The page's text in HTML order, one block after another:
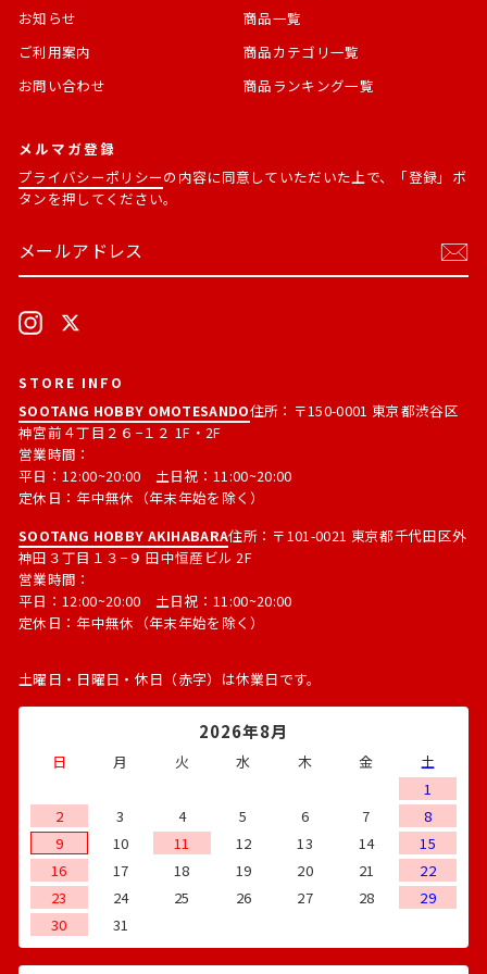
お知らせ
ご利用案内
お問い合わせ
商品一覧
商品カテゴリ一覧
商品ランキング一覧
メルマガ登録
プライバシーポリシーの内容に同意していただいた上で、「登録」ボ
タンを押してください。
ー
レ
ス
読
Instagram
STORE INFO
SOOTANG HOBBY OMOTESANDO住所：〒150-0001 東京都渋谷区
神宮前４丁目２６−１２ 1F・2F
営業時間：
平日：12:00~20:00 土日祝：11:00~20:00
定休日：年中無休（年末年始を除く）
SOOTANG HOBBY AKIHABARA住所：〒101-0021 東京都千代田区外
神田３丁目１３−９ 田中恒産ビル 2F
営業時間：
平日：12:00~20:00 土日祝：11:00~20:00
定休日：年中無休（年末年始を除く）
土曜日・日曜日・休日（赤字）は休業日です。
2026年8月
日 月 火 水 木 金
土
1
2
3 4 5 6 7
8
9
10 11 12 13 14
15
16
17 18 19 20 21
22
23
24 25 26 27 28
29
30
31